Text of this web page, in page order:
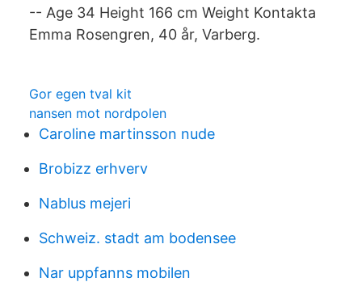
-- Age 34 Height 166 cm Weight Kontakta
Emma Rosengren, 40 år, Varberg.
Gor egen tval kit
nansen mot nordpolen
Caroline martinsson nude
Brobizz erhverv
Nablus mejeri
Schweiz. stadt am bodensee
Nar uppfanns mobilen